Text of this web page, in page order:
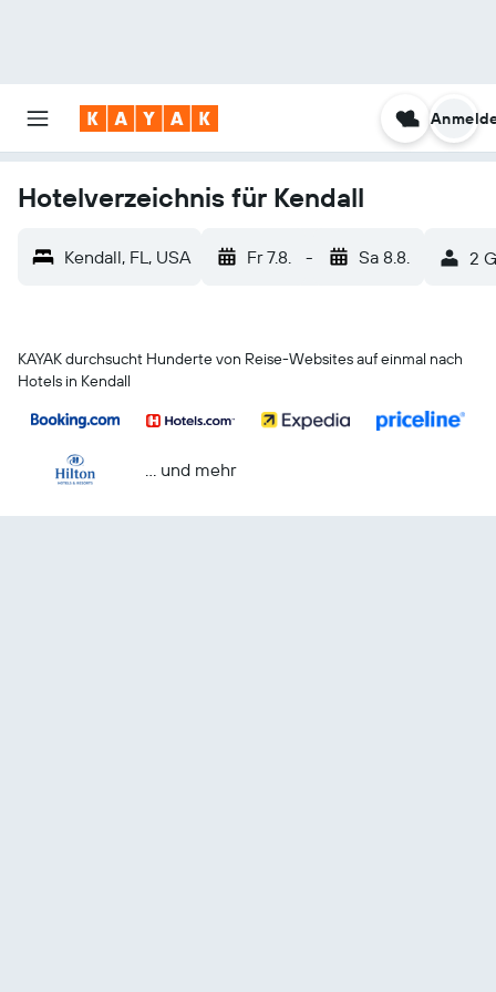
Hotelverzeichnis für Kendall
Kendall, FL, USA Fr 7.8. - Sa 8.8. 2
KAYAK durchsucht Hunderte von Reise-Websites auf einmal nach
Hotels in Kendall
… und mehr